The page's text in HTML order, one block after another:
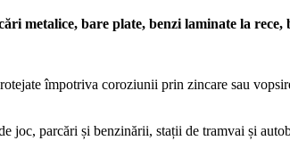
metalice, bare plate, benzi laminate la rece,
împotriva coroziunii prin zincare sau
joc, parcări și benzinării, stații de tramvai și